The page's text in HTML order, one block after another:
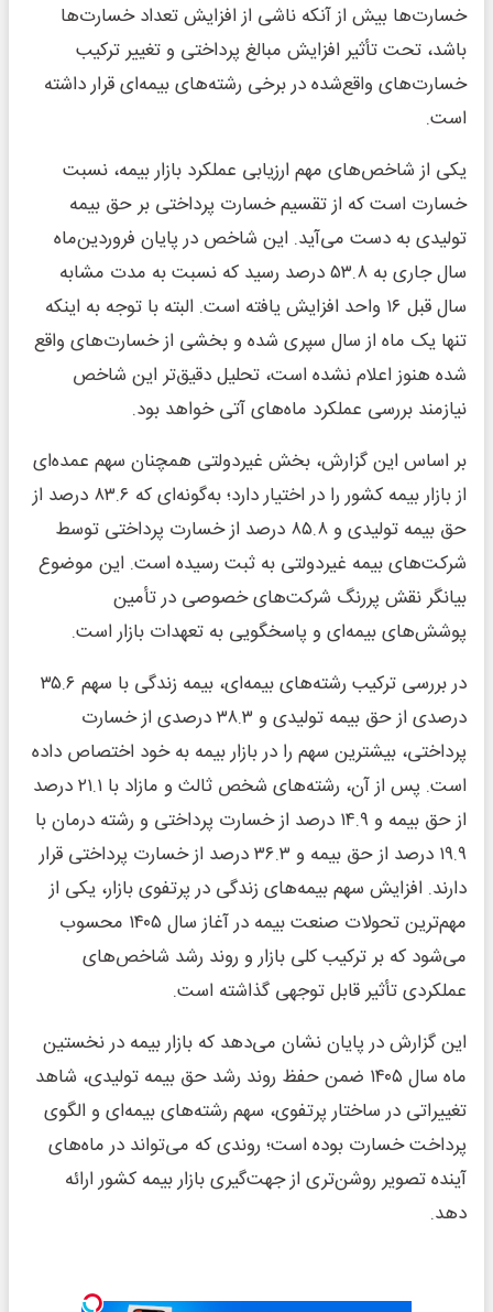
خسارت‌ها بیش از آنکه ناشی از افزایش تعداد خسارت‌ها
باشد، تحت تأثیر افزایش مبالغ پرداختی و تغییر ترکیب
خسارت‌های واقع‌شده در برخی رشته‌های بیمه‌ای قرار داشته
است.
یکی از شاخص‌های مهم ارزیابی عملکرد بازار بیمه، نسبت
خسارت است که از تقسیم خسارت پرداختی بر حق بیمه
تولیدی به دست می‌آید. این شاخص در پایان فروردین‌ماه
سال جاری به ۵۳.۸ درصد رسید که نسبت به مدت مشابه
سال قبل ۱۶ واحد افزایش یافته است. البته با توجه به اینکه
تنها یک ماه از سال سپری شده و بخشی از خسارت‌های واقع
شده هنوز اعلام نشده است، تحلیل دقیق‌تر این شاخص
نیازمند بررسی عملکرد ماه‌های آتی خواهد بود.
بر اساس این گزارش، بخش غیردولتی همچنان سهم عمده‌ای
از بازار بیمه کشور را در اختیار دارد؛ به‌گونه‌ای که ۸۳.۶ درصد از
حق بیمه تولیدی و ۸۵.۸ درصد از خسارت پرداختی توسط
شرکت‌های بیمه غیردولتی به ثبت رسیده است. این موضوع
بیانگر نقش پررنگ شرکت‌های خصوصی در تأمین
پوشش‌های بیمه‌ای و پاسخگویی به تعهدات بازار است.
در بررسی ترکیب رشته‌های بیمه‌ای، بیمه زندگی با سهم ۳۵.۶
درصدی از حق بیمه تولیدی و ۳۸.۳ درصدی از خسارت
پرداختی، بیشترین سهم را در بازار بیمه به خود اختصاص داده
است. پس از آن، رشته‌های شخص ثالث و مازاد با ۲۱.۱ درصد
از حق بیمه و ۱۴.۹ درصد از خسارت پرداختی و رشته درمان با
۱۹.۹ درصد از حق بیمه و ۳۶.۳ درصد از خسارت پرداختی قرار
دارند. افزایش سهم بیمه‌های زندگی در پرتفوی بازار، یکی از
مهم‌ترین تحولات صنعت بیمه در آغاز سال ۱۴۰۵ محسوب
می‌شود که بر ترکیب کلی بازار و روند رشد شاخص‌های
عملکردی تأثیر قابل توجهی گذاشته است.
این گزارش در پایان نشان می‌دهد که بازار بیمه در نخستین
ماه سال ۱۴۰۵ ضمن حفظ روند رشد حق بیمه تولیدی، شاهد
تغییراتی در ساختار پرتفوی، سهم رشته‌های بیمه‌ای و الگوی
پرداخت خسارت بوده است؛ روندی که می‌تواند در ماه‌های
آینده تصویر روشن‌تری از جهت‌گیری بازار بیمه کشور ارائه
دهد.